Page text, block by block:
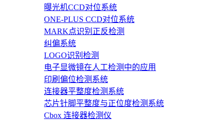
曝光机CCD对位系统
ONE-PLUS CCD对位系统
MARK点识别正反检测
纠偏系统
LOGO识别检测
电子显微镜在人工检测中的应用
印刷偏位检测系统
连接器平整度检测系统
芯片针脚平整度与正位度检测系统
Cbox 连接器检测仪